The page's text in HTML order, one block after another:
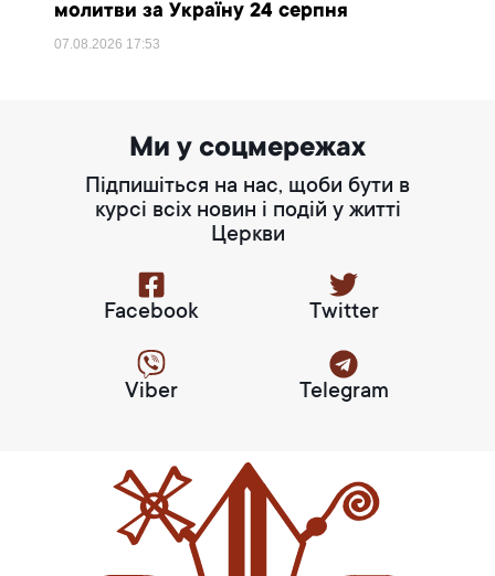
молитви за Україну 24 серпня
07.08.2026 17:53
Ми у соцмережах
Підпишіться на нас, щоби бути в
курсі всіх новин і подій у житті
Церкви
Facebook Twitter
Viber Telegram